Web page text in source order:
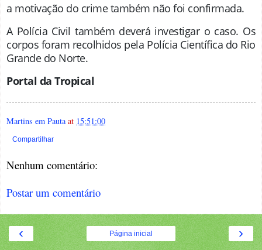
a motivação do crime também não foi confirmada.
A Polícia Civil também deverá investigar o caso. Os
corpos foram recolhidos pela Polícia Científica do Rio
Grande do Norte.
Portal da Tropical
Martins em Pauta at 15:51:00
Compartilhar
Nenhum comentário:
Postar um comentário
‹ ›
Página inicial